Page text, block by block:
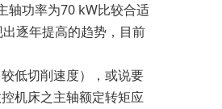
轴功率为70 kW比较合适
逐年提高的趋势，目前
低切削速度），或说要
机床之主轴额定转矩应